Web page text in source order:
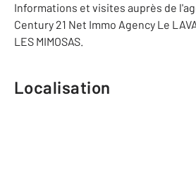
Informations et visites auprès de
Century 21 Net Immo Agency Le
LES MIMOSAS.
Localisation